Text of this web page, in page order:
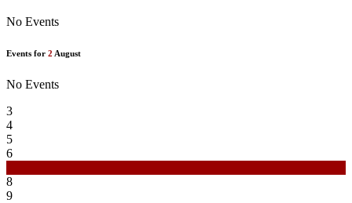
No Events
Events for 2 August
No Events
3
4
5
6
8
9